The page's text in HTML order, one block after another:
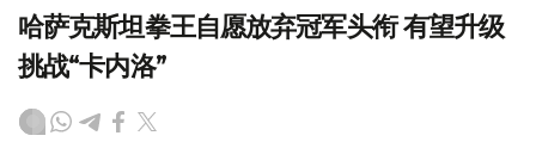
哈萨克斯坦拳王自愿放弃冠军头衔 有望升级
挑战“卡内洛”